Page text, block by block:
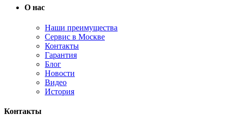
О нас
Наши преимущества
Сервис в Москве
Контакты
Гарантия
Блог
Новости
Видео
История
Контакты